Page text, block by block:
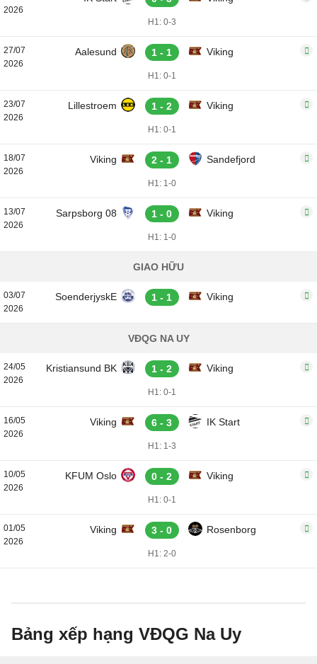
2026
H1: 0-3
27/07
2026
Aalesund 1 - 1 Viking
H1: 0-1
23/07
2026
Lillestroem 1 - 2 Viking
H1: 0-1
18/07
2026
Viking 2 - 1 Sandefjord
H1: 1-0
13/07
2026
Sarpsborg 08 1 - 0 Viking
H1: 1-0
GIAO HỮU
03/07
2026
SoenderjyskE 1 - 1 Viking
VĐQG NA UY
24/05
2026
Kristiansund BK 1 - 2 Viking
H1: 0-1
16/05
2026
Viking 6 - 3 IK Start
H1: 1-3
10/05
2026
KFUM Oslo 0 - 2 Viking
H1: 0-1
01/05
2026
Viking 3 - 0 Rosenborg
H1: 2-0
Bảng xếp hạng VĐQG Na Uy